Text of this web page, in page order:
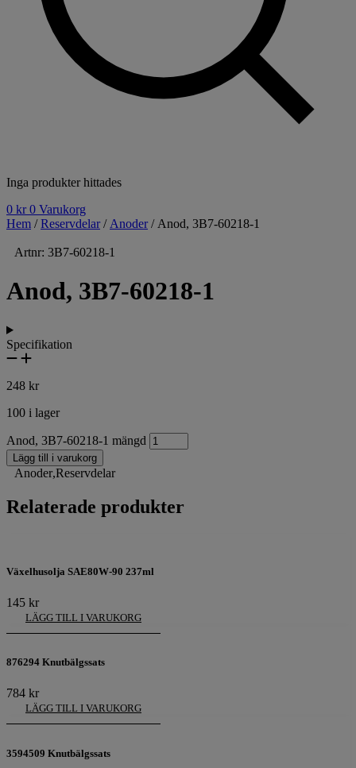
Inga produkter hittades
0 kr 0 Varukorg
Hem /Reservdelar / Anoder / Anod, 3B7-60218-1
Artnr: 3B7-60218-1
Anod, 3B7-60218-1
Specifikation
248 kr
100 i lager
Anod, 3B7-60218-1 mängd
Lägg till i varukorg
Anoder,Reservdelar
Relaterade produkter
Växelhusolja SAE80W-90 237ml
145 kr
LÄGG TILL I VARUKORG
876294 Knutbälgssats
784 kr
LÄGG TILL I VARUKORG
3594509 Knutbälgssats